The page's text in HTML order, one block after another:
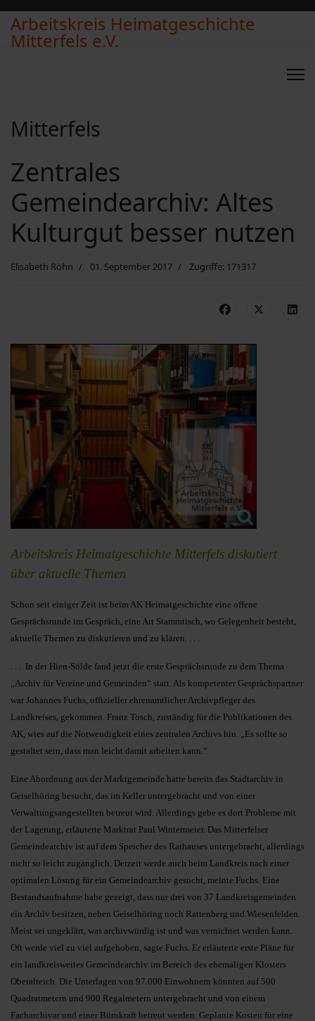
Arbeitskreis Heimatgeschichte
Mitterfels e.V.
Mitterfels
Zentrales
Gemeindearchiv: Altes
Kulturgut besser nutzen
Elisabeth Röhn 01. September 2017 Zugriffe: 171317
Ar­beits­kreis Heimatgeschichte Mitterfels dis­ku­tiert
über ak­tu­el­le The­men
Schon seit einiger Zeit ist beim AK Heimatgeschichte eine offene
Gesprächsrunde im Gespräch, eine Art Stammtisch, wo Gelegenheit besteht,
aktuelle Themen zu diskutieren und zu klären. . . .
. . . In der Hien-Sölde fand jetzt die erste Gesprächsrunde zu dem Thema
„Archiv für Vereine und Gemeinden“ statt. Als kompetenter Gesprächspartner
war Johannes Fuchs, offizieller ehrenamtlicher Archivpfleger des
Landkreises, gekommen. Franz Tosch, zuständig für die Publikationen des
AK, wies auf die Notwendigkeit eines zentralen Archivs hin. „Es sollte so
gestaltet sein, dass man leicht damit arbeiten kann.“
Eine Abordnung aus der Marktgemeinde hatte bereits das Stadtarchiv in
Geiselhöring besucht, das im Keller untergebracht und von einer
Verwaltungsangestellten betreut wird. Allerdings gebe es dort Probleme mit
der Lagerung, erläuterte Marktrat Paul Wintermeier. Das Mitterfelser
Gemeindearchiv ist auf dem Speicher des Rathauses untergebracht, allerdings
nicht so leicht zugänglich. Derzeit werde auch beim Landkreis nach einer
optimalen Lösung für ein Gemeindearchiv gesucht, meinte Fuchs. Eine
Bestandsaufnahme habe gezeigt, dass nur drei von 37 Landkreisgemeinden
ein Archiv besitzen, neben Geiselhöring noch Rattenberg und Wiesenfelden.
Meist sei ungeklärt, was archivwürdig ist und was vernichtet werden kann.
Oft werde viel zu viel aufgehoben, sagte Fuchs. Er erläuterte erste Pläne für
ein landkreisweites Gemeindearchiv im Bereich des ehemaligen Klosters
Oberalteich. Die Unterlagen von 97.000 Einwohnern könnten auf 500
Quadratmetern und 900 Regalmetern untergebracht und von einem
Facharchivar und einer Bürokraft betreut werden. Geplante Kosten für eine